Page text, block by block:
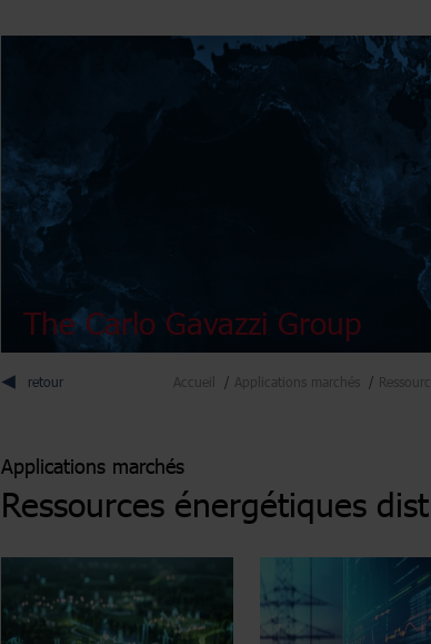
The Carlo Gavazzi Group
retour Accueil Applications marchés
Applications marchés
Ressources énergétiques